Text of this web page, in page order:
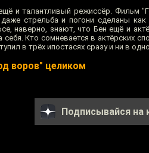
и талантливый режиссёр. Фильм
стрельба и погони сделаны
наверно, знают, что Бен ещё и
Кто сомневается в актёрских
в трёх ипостасях сразу и ни в
воров" целиком
Подписывайся на